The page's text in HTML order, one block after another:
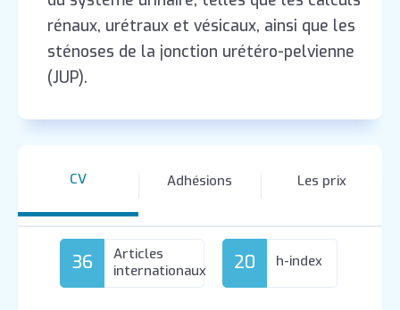
rénaux, urétraux et vésicaux, ainsi que les
sténoses de la jonction urétéro-pelvienne
(JUP).
CV Adhésions Les prix
36
Articles
internationaux
20 h-index